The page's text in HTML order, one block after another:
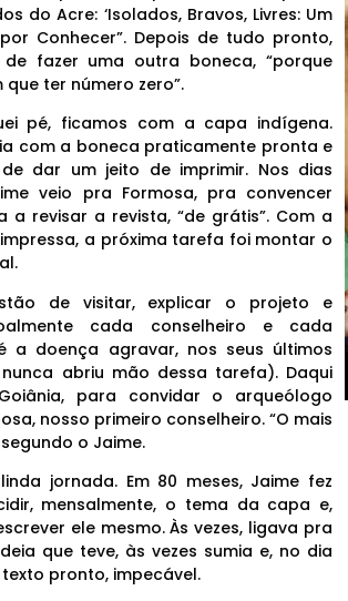
do Acre: ‘Isolados, Bravos, Livres: Um
Conhecer”. Depois de tudo pronto,
de fazer uma outra boneca, “porque
ter número zero”.
pé, ficamos com a capa indígena.
com a boneca praticamente pronta e
dar um jeito de imprimir. Nos dias
veio pra Formosa, pra convencer
a revisar a revista, “de grátis”. Com a
a próxima tarefa foi montar o
de visitar, explicar o projeto e
cada conselheiro e cada
a doença agravar, nos seus últimos
abriu mão dessa tarefa). Daqui
para convidar o arqueólogo
nosso primeiro conselheiro. “O mais
o Jaime.
jornada. Em 80 meses, Jaime fez
mensalmente, o tema da capa e,
ele mesmo. Às vezes, ligava pra
que teve, às vezes sumia e, no dia
pronto, impecável.